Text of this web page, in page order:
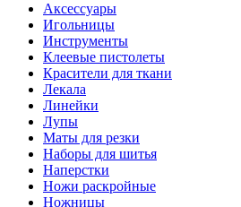
Аксессуары
Игольницы
Инструменты
Клеевые пистолеты
Красители для ткани
Лекала
Линейки
Лупы
Маты для резки
Наборы для шитья
Наперстки
Ножи раскройные
Ножницы